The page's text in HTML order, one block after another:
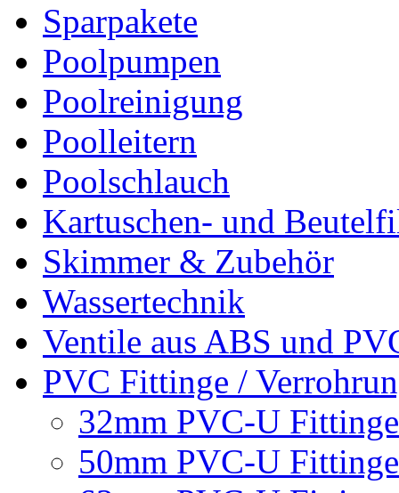
Sparpakete
Poolpumpen
Poolreinigung
Poolleitern
Poolschlauch
Kartuschen- und
Skimmer & Zubehör
Wassertechnik
Ventile aus ABS und
PVC Fittinge /
32mm PVC-U Fittinge
50mm PVC-U Fittinge